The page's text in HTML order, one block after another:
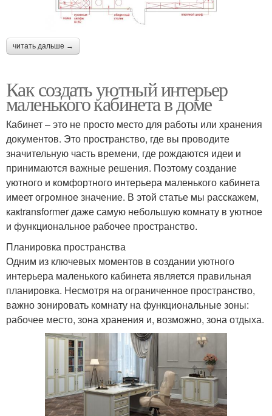
читать дальше →
Как создать уютный интерьер
маленького кабинета в доме
Кабинет – это не просто место для работы или хранения
документов. Это пространство, где вы проводите
значительную часть времени, где рождаются идеи и
принимаются важные решения. Поэтому создание
уютного и комфортного интерьера маленького кабинета
имеет огромное значение. В этой статье мы расскажем,
какtransformer даже самую небольшую комнату в уютное
и функциональное рабочее пространство.
Планировка пространства
Одним из ключевых моментов в создании уютного
интерьера маленького кабинета является правильная
планировка. Несмотря на ограниченное пространство,
важно зонировать комнату на функциональные зоны:
рабочее место, зона хранения и, возможно, зона отдыха.